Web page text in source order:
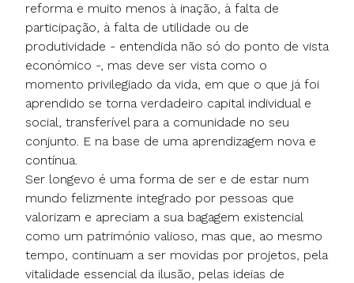
reforma e muito menos à inação, à falta de
participação, à falta de utilidade ou de
produtividade - entendida não só do ponto de vista
económico -, mas deve ser vista como o
momento privilegiado da vida, em que o que já foi
aprendido se torna verdadeiro capital individual e
social, transferível para a comunidade no seu
conjunto. E na base de uma aprendizagem nova e
contínua.
Ser longevo é uma forma de ser e de estar num
mundo felizmente integrado por pessoas que
valorizam e apreciam a sua bagagem existencial
como um património valioso, mas que, ao mesmo
tempo, continuam a ser movidas por projetos, pela
vitalidade essencial da ilusão, pelas ideias de